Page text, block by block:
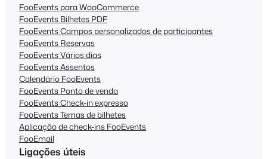
FooEvents para WooCommerce
FooEvents Bilhetes PDF
FooEvents Campos personalizados de participantes
FooEvents Reservas
FooEvents Vários dias
FooEvents Assentos
Calendário FooEvents
FooEvents Ponto de venda
FooEvents Check-in expresso
FooEvents Temas de bilhetes
Aplicação de check-ins FooEvents
FooEmail
Ligações úteis